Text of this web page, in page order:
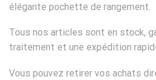
élégante pochette de rangement.
Tous nos articles sont en stock,
traitement et une expédition
Vous pouvez retirer vos achats